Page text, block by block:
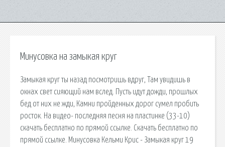
Минусовка на замыкая круг
Замыкая круг ты назад посмотришь вдруг, Там увидишь в
окнах свет сияющий нам вслед. Пусть идут дожди, прошлых
бед от них не жди, Камни пройденных дорог сумел пробить
росток. На видео- последняя песня на пластинке (33-10)
cкачать бесплатно по прямой ссылке. Cкачать бесплатно по
прямой ссылке. Минусовка Кельми Крис - Замыкая круг 19